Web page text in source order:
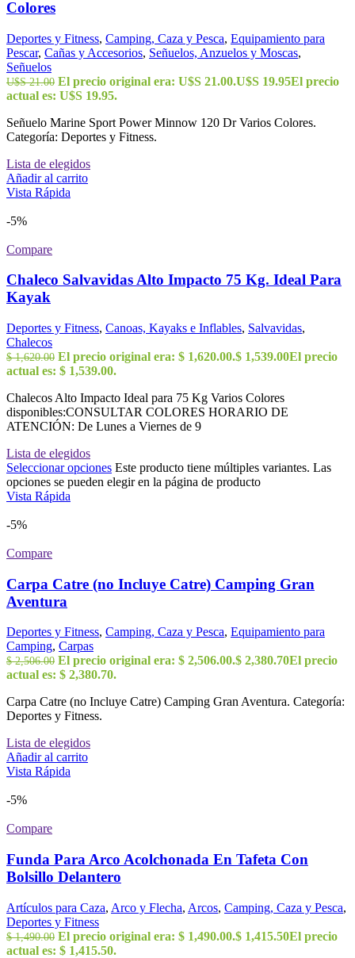
Colores
Deportes y Fitness, Camping, Caza y Pesca, Equipamiento para
Pescar, Cañas y Accesorios, Señuelos, Anzuelos y Moscas,
Señuelos
U$S21.00 El precio original era: U$S 21.00.U$S 19.95El precio
actual es: U$S 19.95.
Señuelo Marine Sport Power Minnow 120 Dr Varios Colores.
Categoría: Deportes y Fitness.
Lista de elegidos
Añadir al carrito
Vista Rápida
-5%
Compare
Chaleco Salvavidas Alto Impacto 75 Kg. Ideal Para
Kayak
Deportes y Fitness, Canoas, Kayaks e Inflables, Salvavidas,
Chalecos
$1,620.00 El precio original era: $ 1,620.00.$ 1,539.00El precio
actual es: $ 1,539.00.
Chalecos Alto Impacto Ideal para 75 Kg Varios Colores
disponibles:CONSULTAR COLORES HORARIO DE
ATENCIÓN: De Lunes a Viernes de 9
Lista de elegidos
Seleccionar opciones Este producto tiene múltiples variantes. Las
opciones se pueden elegir en la página de producto
Vista Rápida
-5%
Compare
Carpa Catre (no Incluye Catre) Camping Gran
Aventura
Deportes y Fitness, Camping, Caza y Pesca, Equipamiento para
Camping, Carpas
$2,506.00 El precio original era: $ 2,506.00.$ 2,380.70El precio
actual es: $ 2,380.70.
Carpa Catre (no Incluye Catre) Camping Gran Aventura. Categoría:
Deportes y Fitness.
Lista de elegidos
Añadir al carrito
Vista Rápida
-5%
Compare
Funda Para Arco Acolchonada En Tafeta Con
Bolsillo Delantero
Artículos para Caza, Arco y Flecha, Arcos, Camping, Caza y Pesca,
Deportes y Fitness
$1,490.00 El precio original era: $ 1,490.00.$ 1,415.50El precio
actual es: $ 1,415.50.